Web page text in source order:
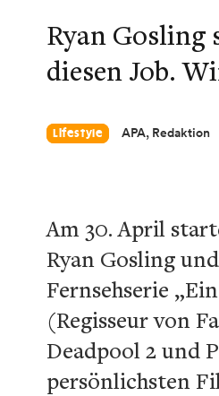
Ryan Gosling
diesen Job.
Lifestyle APA, Redaktion
Am 30. April
Ryan Gosling
Fernsehserie
(Regisseur von
Deadpool 2 und
persönlichsten